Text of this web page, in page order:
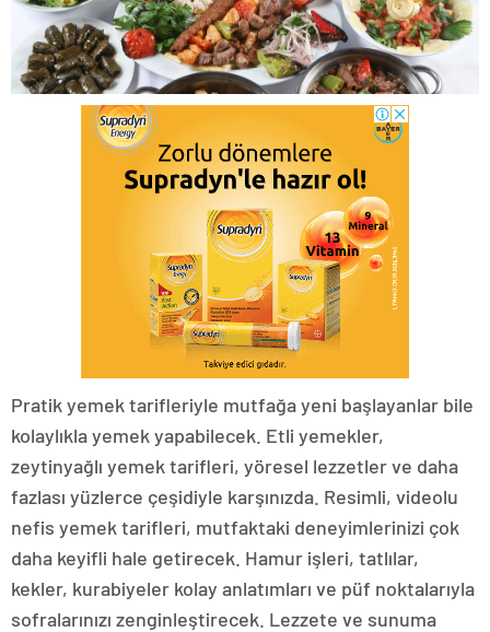
Pratik yemek tarifleriyle mutfağa yeni başlayanlar bile
kolaylıkla yemek yapabilecek. Etli yemekler,
zeytinyağlı yemek tarifleri, yöresel lezzetler ve daha
fazlası yüzlerce çeşidiyle karşınızda. Resimli, videolu
nefis yemek tarifleri, mutfaktaki deneyimlerinizi çok
daha keyifli hale getirecek. Hamur işleri, tatlılar,
kekler, kurabiyeler kolay anlatımları ve püf noktalarıyla
sofralarınızı zenginleştirecek. Lezzete ve sunuma